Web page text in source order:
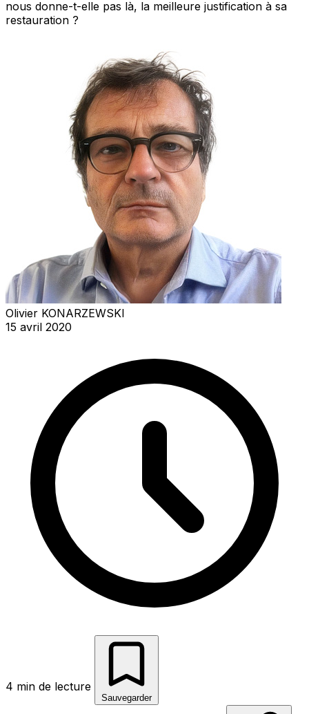
nous donne-t-elle pas là, la meilleure justification à sa
restauration ?
Olivier KONARZEWSKI
15 avril 2020
4 min de lecture
Sauvegarder